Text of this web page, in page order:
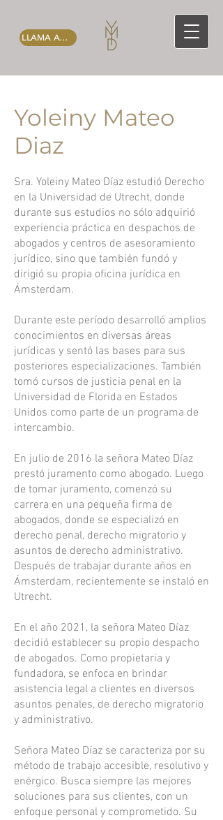
LLAMA AHORA
Yoleiny Mateo
Diaz
Sra. Yoleiny Mateo Díaz estudió Derecho
en la Universidad de Utrecht, donde
durante sus estudios no sólo adquirió
experiencia práctica en despachos de
abogados y centros de asesoramiento
jurídico, sino que también fundó y
dirigió su propia oficina jurídica en
Ámsterdam.
Durante este período desarrolló amplios
conocimientos en diversas áreas
jurídicas y sentó las bases para sus
posteriores especializaciones. También
tomó cursos de justicia penal en la
Universidad de Florida en Estados
Unidos como parte de un programa de
intercambio.
En julio de 2016 la señora Mateo Díaz
prestó juramento como abogado. Luego
de tomar juramento, comenzó su
carrera en una pequeña firma de
abogados, donde se especializó en
derecho penal, derecho migratorio y
asuntos de derecho administrativo.
Después de trabajar durante años en
Ámsterdam, recientemente se instaló en
Utrecht.
En el año 2021, la señora Mateo Díaz
decidió establecer su propio despacho
de abogados. Como propietaria y
fundadora, se enfoca en brindar
asistencia legal a clientes en diversos
asuntos penales, de derecho migratorio
y administrativo.
Señora Mateo Díaz se caracteriza por su
método de trabajo accesible, resolutivo y
enérgico. Busca siempre las mejores
soluciones para sus clientes, con un
enfoque personal y comprometido. Su